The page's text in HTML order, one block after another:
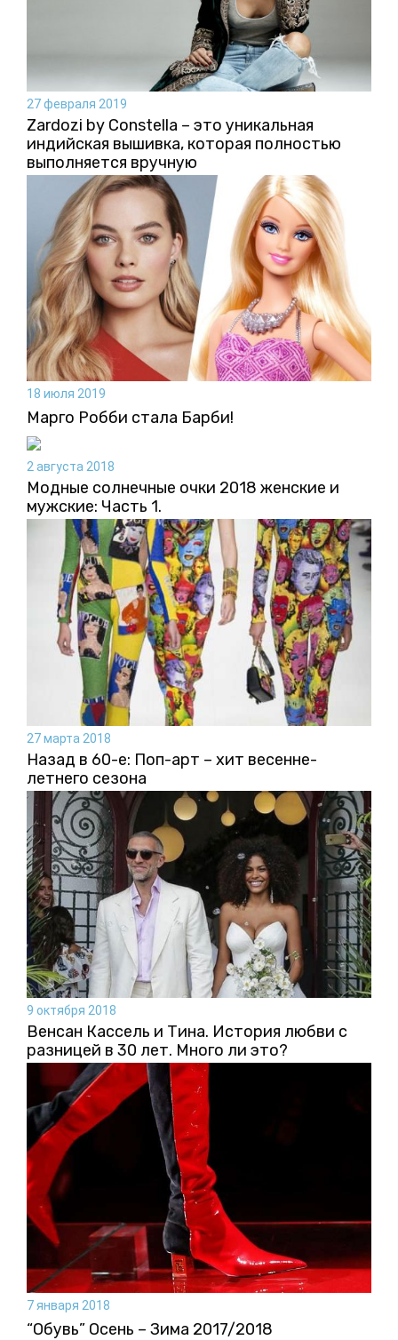
27 февраля 2019
Zardozi by Constella – это уникальная
индийская вышивка, которая полностью
выполняется вручную
18 июля 2019
Марго Робби стала Барби!
2 августа 2018
Модные солнечные очки 2018 женские и
мужские: Часть 1.
27 марта 2018
Назад в 60-е: Поп-арт – хит весенне-
летнего сезона
9 октября 2018
Венсан Кассель и Тина. История любви с
разницей в 30 лет. Много ли это?
7 января 2018
“Обувь” Осень – Зима 2017/2018